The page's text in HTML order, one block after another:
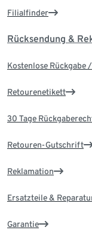
Filialfinder
Rücksendung &
Kostenlose Rückgabe
Retourenetikett
30 Tage
Retouren-Gutschrift
Reklamation
Ersatzteile &
Garantie